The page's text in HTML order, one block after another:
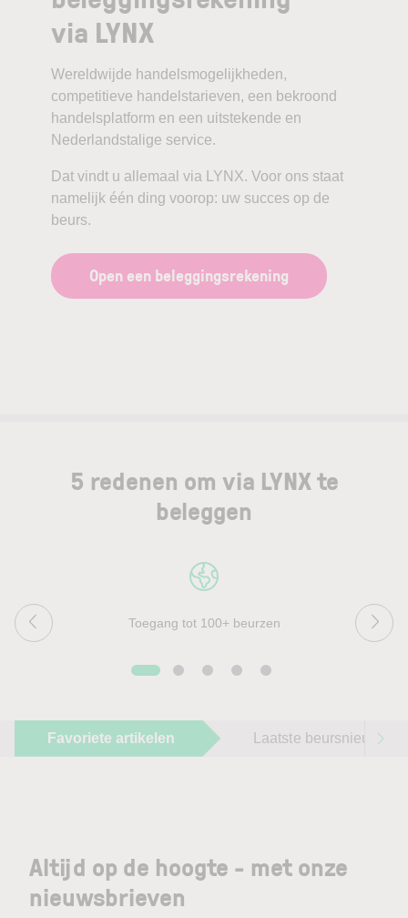
via LYNX
Wereldwijde handelsmogelijkheden,
competitieve handelstarieven, een bekroond
handelsplatform en een uitstekende en
Nederlandstalige service.
Dat vindt u allemaal via LYNX. Voor ons staat
namelijk één ding voorop: uw succes op de
beurs.
Open een beleggingsrekening
5 redenen om via LYNX te
beleggen
Toegang tot 100+ beurzen
Favoriete artikelen Laatste beursnieuws
Altijd op de hoogte - met onze
nieuwsbrieven